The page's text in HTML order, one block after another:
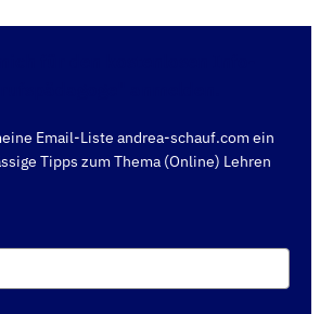
Email-Liste andrea-schauf.com ein
Tipps zum Thema (Online) Lehren